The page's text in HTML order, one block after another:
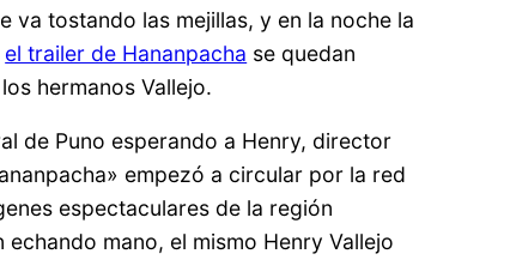
va tostando las mejillas, y en la noche la
el trailer de Hananpacha se quedan
hermanos Vallejo.
de Puno esperando a Henry, director
empezó a circular por la red
espectaculares de la región
mano, el mismo Henry Vallejo